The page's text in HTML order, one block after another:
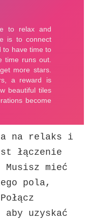
na relaks i
łączenie
mieć
pola,
uzyskać